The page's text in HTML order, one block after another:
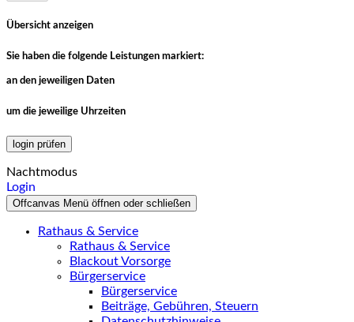
Übersicht anzeigen
Sie haben die folgende Leistungen markiert:
an den jeweiligen Daten
um die jeweilige Uhrzeiten
login prüfen
Nachtmodus
Login
Offcanvas Menü öffnen oder schließen
Rathaus & Service
Rathaus & Service
Blackout Vorsorge
Bürgerservice
Bürgerservice
Beiträge, Gebühren, Steuern